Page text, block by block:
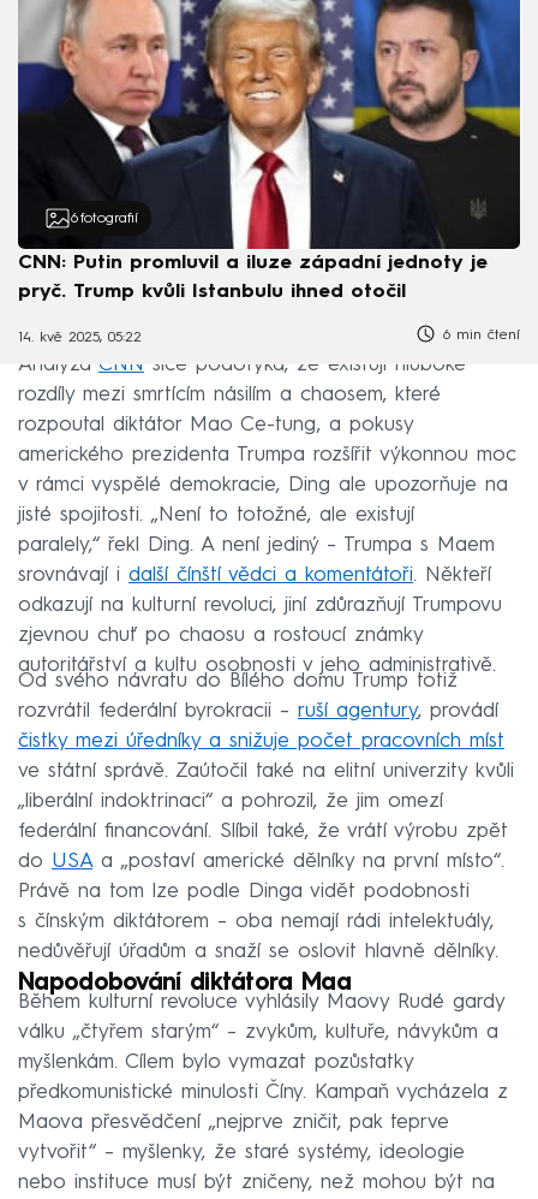
6 fotografií
CNN: Putin promluvil a iluze západní jednoty je
pryč. Trump kvůli Istanbulu ihned otočil
14. kvě 2025, 05:22 6 min čtení
Analýza CNN sice podotýká, že existují hluboké
rozdíly mezi smrtícím násilím a chaosem, které
rozpoutal diktátor Mao Ce-tung, a pokusy
amerického prezidenta Trumpa rozšířit výkonnou moc
v rámci vyspělé demokracie, Ding ale upozorňuje na
jisté spojitosti. „Není to totožné, ale existují
paralely,“ řekl Ding. A není jediný – Trumpa s Maem
srovnávají i další čínští vědci a komentátoři. Někteří
odkazují na kulturní revoluci, jiní zdůrazňují Trumpovu
zjevnou chuť po chaosu a rostoucí známky
autoritářství a kultu osobnosti v jeho administrativě.
Od svého návratu do Bílého domu Trump totiž
rozvrátil federální byrokracii – ruší agentury, provádí
čistky mezi úředníky a snižuje počet pracovních míst
ve státní správě. Zaútočil také na elitní univerzity kvůli
„liberální indoktrinaci“ a pohrozil, že jim omezí
federální financování. Slíbil také, že vrátí výrobu zpět
do USAa „postaví americké dělníky na první místo“.
Právě na tom lze podle Dinga vidět podobnosti
s čínským diktátorem – oba nemají rádi intelektuály,
nedůvěřují úřadům a snaží se oslovit hlavně dělníky.
Napodobování diktátora Maa
Během kulturní revoluce vyhlásily Maovy Rudé gardy
válku „čtyřem starým“ – zvykům, kultuře, návykům a
myšlenkám. Cílem bylo vymazat pozůstatky
předkomunistické minulosti Číny. Kampaň vycházela z
Maova přesvědčení „nejprve zničit, pak teprve
vytvořit“ – myšlenky, že staré systémy, ideologie
nebo instituce musí být zničeny, než mohou být na